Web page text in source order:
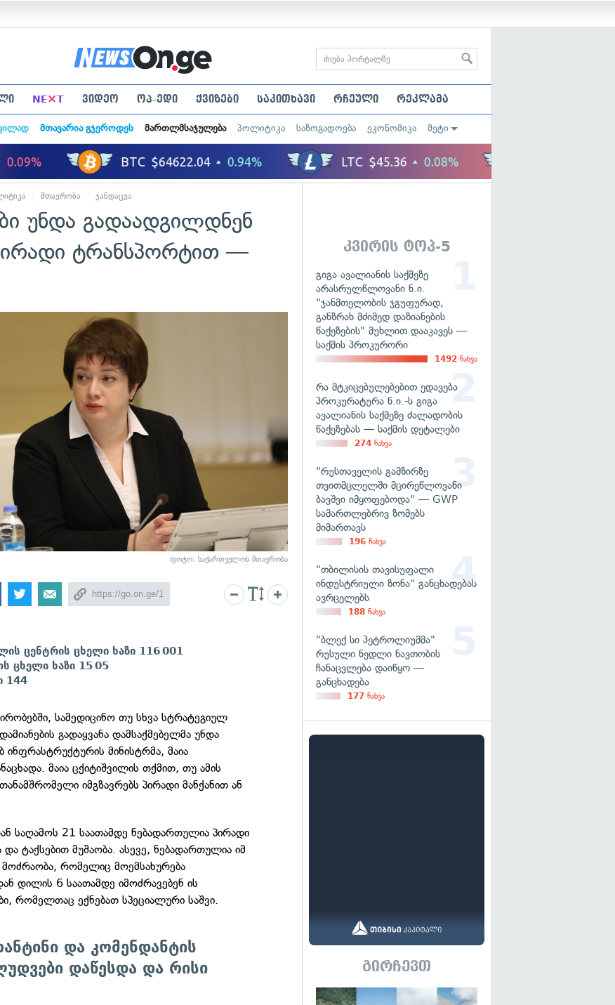
NE×T ვიდეო ოპ-ედი ქვიზები საკითხავი რჩეული რეკლამა
მთავარია გჯეროდეს მართლმსაჯულება პოლიტიკა საზოგადოება ეკონომიკა მეტი
მთავრობა ჯანდაცვა
უნდა გადაადგილდნენ
ტრანსპორტით —
ფოტო: საქართველოს მთავრობა
ცენტრის ცხელი ხაზი 116 001
ცხელი ხაზი 15 05
144
სამედიცინო თუ სხვა სტრატეგიულ
გადაყვანა დამსაქმებელმა უნდა
ინფრასტრუქტურის მინისტრმა, მაია
მაია ცქიტიშვილის თქმით, თუ ამის
იმგზავრებს პირადი მანქანით ან
საღამოს 21 საათამდე ნებადართულია პირადი
ტაქსებით მუშაობა. ასევე, ნებადართულია იმ
რომელიც მოემსახურება
დილის 6 საათამდე იმოძრავებენ ის
რომელთაც ექნებათ სპეციალური საშვი.
და კომენდანტის
დაწესდა და რისი
კვირის ტოპ-5
გიგა ავალიანის საქმეზე
არასრულწლოვანი ნ.ი.
"ჯანმთელობის ჯგუფურად,
განზრახ მძიმედ დაზიანების
წაქეზების" მუხლით დააკავეს —
საქმის პროკურორი
1492 ნახვა
რა მტკიცებულებებით ედავება
პროკურატურა ნ.ი.-ს გიგა
ავალიანის საქმეზე ძალადობის
წაქეზებას — საქმის დეტალები
274 ნახვა
"რუსთაველის გამზირზე
თვითმცლელში მცირეწლოვანი
ბავშვი იმყოფებოდა" — GWP
სამართლებრივ ზომებს
მიმართავს
196 ნახვა
"თბილისის თავისუფალი
ინდუსტრიული ზონა" განცხადებას
ავრცელებს
188 ნახვა
"ბლექ სი პეტროლიუმმა"
რუსული ნედლი ნავთობის
ჩანაცვლება დაიწყო —
განცხადება
177 ნახვა
გირჩევთ